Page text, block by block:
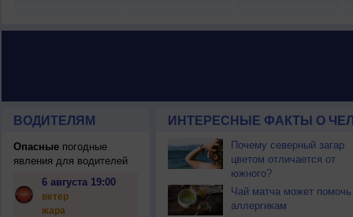
ВОДИТЕЛЯМ
Опасныепогодные
явления для водителей
6 августа 19:00
ветер
жара
ИНТЕРЕСНЫЕ ФАКТЫ О
Почему северный загар
цветом отличается от
южного?
Чай матча может помочь
аллергикам